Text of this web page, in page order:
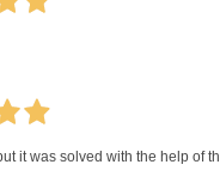
it was solved with the help of